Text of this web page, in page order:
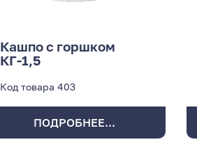
Кашпо с горшком
КГ-1,5
Код товара 403
ПОДРОБНЕЕ...